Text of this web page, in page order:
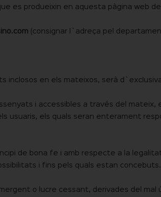
es produeixin en aquesta pàgina web de
(consignar l`adreça pel
inclosos en els mateixos, serà
i accessibles a través del mateix,
usuaris, els quals seran enterament
de bona fe i amb respecte a la
i fins pels quals estan concebuts.
o lucre cessant, derivades del